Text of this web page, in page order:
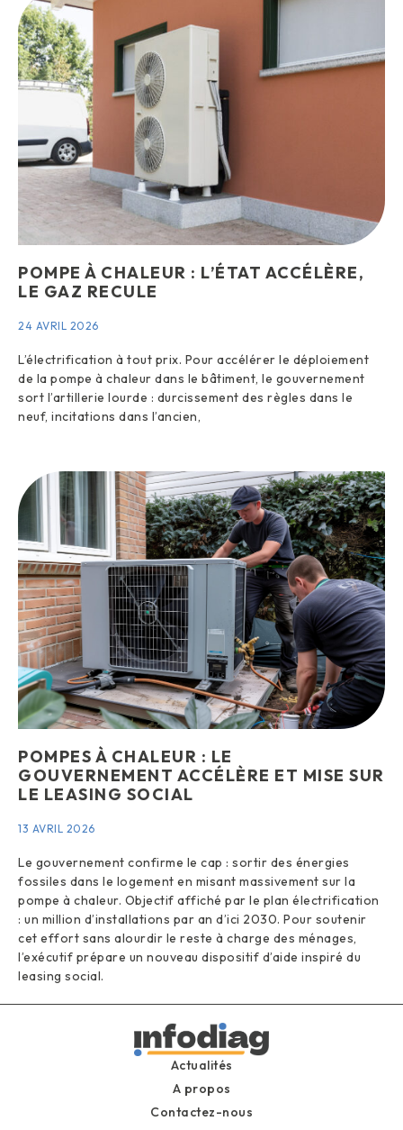
POMPE À CHALEUR : L’ÉTAT ACCÉLÈRE,
LE GAZ RECULE
24 AVRIL 2026
L’électrification à tout prix. Pour accélérer le déploiement
de la pompe à chaleur dans le bâtiment, le gouvernement
sort l’artillerie lourde : durcissement des règles dans le
neuf, incitations dans l’ancien,
POMPES À CHALEUR : LE
GOUVERNEMENT ACCÉLÈRE ET MISE SUR
LE LEASING SOCIAL
13 AVRIL 2026
Le gouvernement confirme le cap : sortir des énergies
fossiles dans le logement en misant massivement sur la
pompe à chaleur. Objectif affiché par le plan électrification
: un million d’installations par an d’ici 2030. Pour soutenir
cet effort sans alourdir le reste à charge des ménages,
l’exécutif prépare un nouveau dispositif d’aide inspiré du
leasing social.
Actualités
A propos
Contactez-nous